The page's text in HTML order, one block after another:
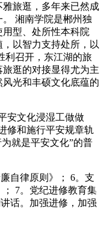
旅逛，多年来已然成
湘南学院是郴州独
型、处所性本科院
以智力支持处所，以
利召开，东江湖的旅
逛的对接显得尤为主
光和丰硕文化底蕴的
文化浸湿工做做
修和施行平安规章轨
就是平安文化”的普
自律原则》； 6。支
7。党纪进修教育集
话。加强进修，加强